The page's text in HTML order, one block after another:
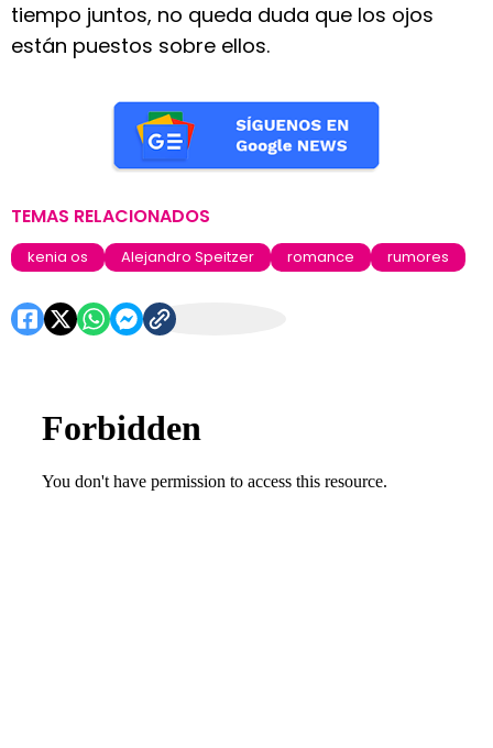
tiempo juntos, no queda duda que los ojos
están puestos sobre ellos.
TEMAS RELACIONADOS
kenia os Alejandro Speitzer romance rumores